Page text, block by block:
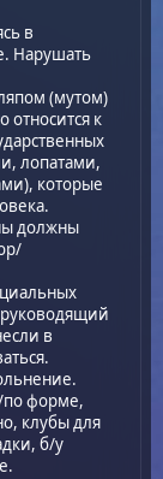
в
Нарушать
(мутом)
к
лопатами,
которые
должны
руководящий
в
по форме,
клубы для
б/у